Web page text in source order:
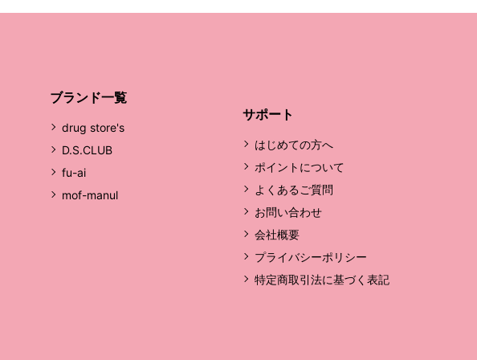
ブランド一覧
drug store's
D.S.CLUB
fu-ai
mof-manul
サポート
はじめての方へ
ポイントについて
よくあるご質問
お問い合わせ
会社概要
プライバシーポリシー
特定商取引法に基づく表記